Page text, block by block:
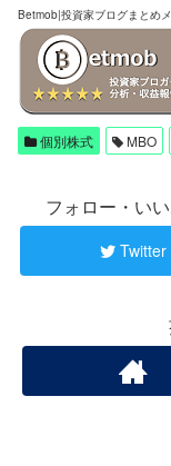
Betmob|投資家ブログまとめ
個別株式 MBO
フォロー・い
Twitter